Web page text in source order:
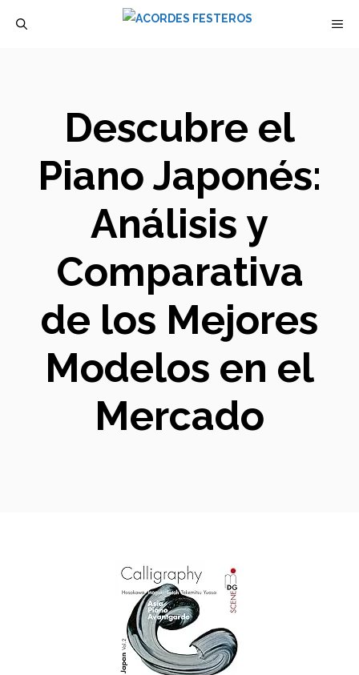
Descubre el
Piano Japonés:
Análisis y
Comparativa
de los Mejores
Modelos en el
Mercado